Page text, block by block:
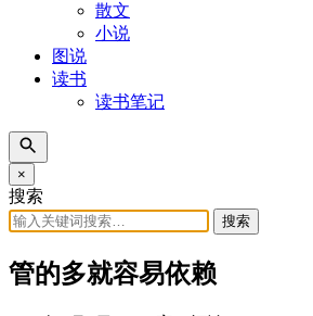
散文
小说
图说
读书
读书笔记
×
搜索
搜索
管的多就容易依赖